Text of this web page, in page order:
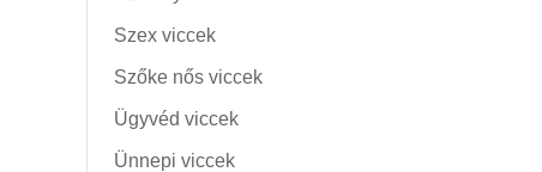
Szex viccek
Szőke nős viccek
Ügyvéd viccek
Ünnepi viccek